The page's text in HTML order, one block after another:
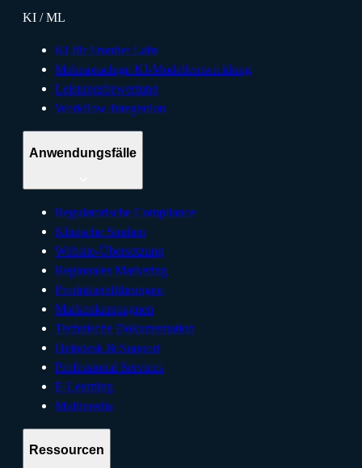
KI / ML
KI für Frontier Labs
Mehrsprachige KI-Modellentwicklung
Leistungsbewertung
Workflow-Integration
Anwendungsfälle
Regulatorische Compliance
Klinische Studien
Website-Übersetzung
Regionales Marketing
Produkteinführungen
Markenkampagnen
Technische Dokumentation
Helpdesk & Support
Professional Services
E-Learning
Multimedia
Ressourcen